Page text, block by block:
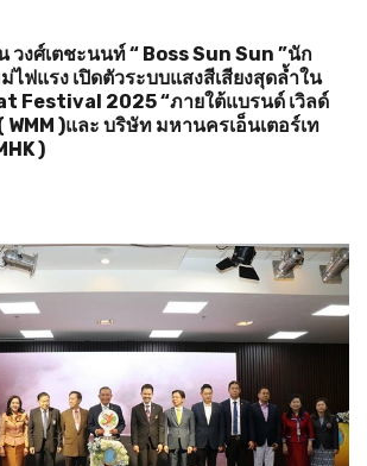
งศ์เตชะนนท์ “ Boss Sun Sun ”นัก
ฟแรง เปิดตัวระบบแสงสีเสียงสุดล้ำใน
Festival 2025 “ภายใต้แบรนด์ เวิลด์
WMM )และ บริษัท มหานครเอ็นเตอร์เท
)